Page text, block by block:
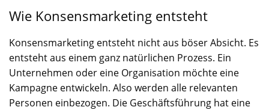
Wie Konsensmarketing entsteht
Konsensmarketing entsteht nicht aus böser Absicht. Es
entsteht aus einem ganz natürlichen Prozess. Ein
Unternehmen oder eine Organisation möchte eine
Kampagne entwickeln. Also werden alle relevanten
Personen einbezogen. Die Geschäftsführung hat eine